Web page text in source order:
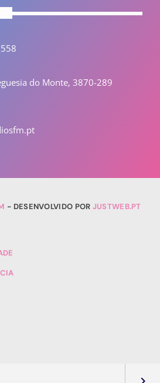
do Monte, 3870-289
- DESENVOLVIDO POR JUSTWEB.PT